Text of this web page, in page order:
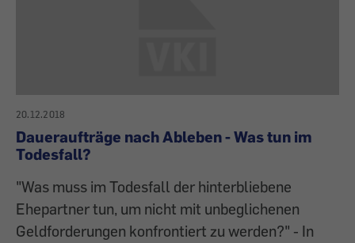
20.12.2018
Daueraufträge nach Ableben - Was tun im
Todesfall?
"Was muss im Todesfall der hinterbliebene
Ehepartner tun, um nicht mit unbeglichenen
Geldforderungen konfrontiert zu werden?" - In